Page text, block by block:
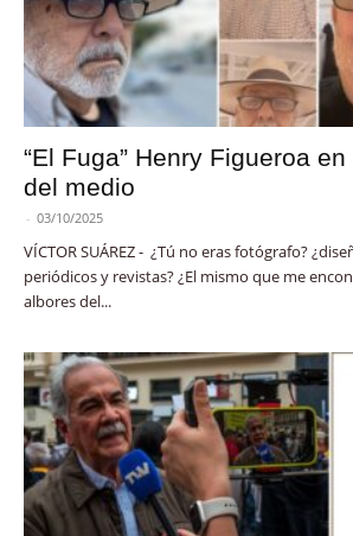
“El Fuga” Henry Figueroa
del medio
- 03/10/2025
VÍCTOR SUÁREZ - ¿Tú no eras fotógrafo?
periódicos y revistas? ¿El mismo que me
albores del...